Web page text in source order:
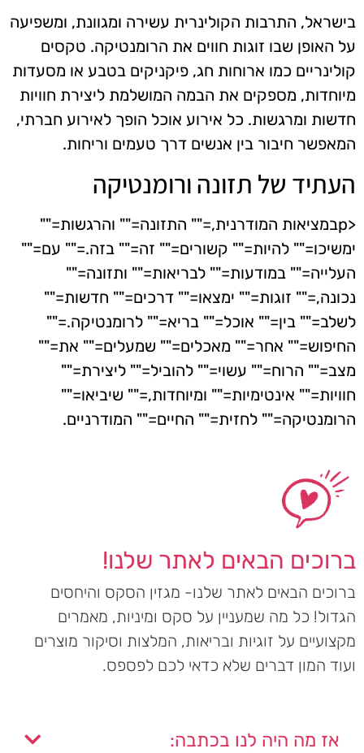
בישראל, התרבות הקולינרית עשירה ומגוונת, ומשפיעה
על האופן שבו זוגות חווים את הרומנטיקה. טקסים
קולינריים כמו ארוחות חג, פיקניקים בטבע או מסעדות
מיוחדות, מספקים את הבמה המושלמת ליצירת חוויות
חדשות ומרגשות. כל אירוע אוכל הופך לאירוע חברתי,
המאפשר חיבור בין אנשים דרך טעמים וריחות.
העתיד של תזונה ורומנטיקה
<pבמציאות המודרנית,="" התזונה="" והרגשות=""
ימשיכו="" להיות="" קשורים="" זה="" בזה.="" עם=""
העלייה="" במודעות="" לבריאות="" ותזונה=""
נכונה,="" זוגות="" ימצאו="" דרכים="" חדשות=""
לשלב="" בין="" אוכל="" בריא="" לרומנטיקה.=""
החיפוש="" אחר="" מאכלים="" שמעלים="" את=""
מצב="" הרוח="" עשוי="" להוביל="" ליצירת=""
חוויות="" אינטימיות="" ומיוחדות,="" שיביאו=""
הרומנטיקה="" לחזית="" החיים="" המודרניים.
ברוכים הבאים לאתר שלנו!
ברוכים הבאים לאתר שלנו- מגזין הסקס והיחסים
הגדול! כל מה שמעניין על סקס ומיניות, מאמרים
מקצועיים על זוגיות ובריאות, המלצות וסיקור מוצרים
ועוד המון דברים שלא כדאי לכם לפספס.
אז מה היה לנו בכתבה: